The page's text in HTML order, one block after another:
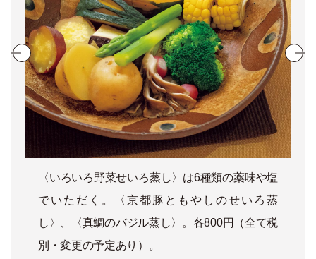
〈いろいろ野菜せいろ蒸し〉は6種類の薬味や塩
でいただく。〈京都豚ともやしのせいろ蒸
し〉、〈真鯛のバジル蒸し〉。各800円（全て税
別・変更の予定あり）。